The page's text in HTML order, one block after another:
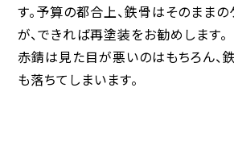
す。予算の都合上、鉄骨はそのまま
が、できれば再塗装をお勧めします。
赤錆は見た目が悪いのはもちろん、
も落ちてしまいます。